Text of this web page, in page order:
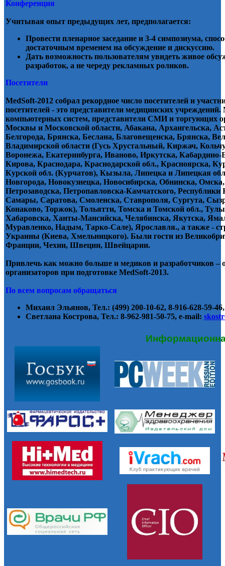
Конференция
Учитывая опыт предыдущих лет, предполагается:
Провести пленарное заседание и 3-4 симпозиума,
достаточным временем на обсуждение и дискуссию.
Дать возможность пользователям увидеть живое
разработок, а не череду рекламных роликов.
Посетители
MedSoft-2012 собрал рекордное число посетителей и
посетителей - это представители медицинских
компьютерных систем, представители СМИ и торгующих
Москвы и Московской области, Абакана, Архангельска,
Белгорода, Брянска, Беслана, Благовещенска, Брянска,
Владимирской области (Гусь Хрустальный, Киржач,
Воронежа, Екатеринбурга, Иваново, Иркутска,
Кирова, Краснодара, Краснодарской обл., Красноярска,
Курской обл. (Курчатов), Кызыла, Липецка и Липецкая
Новгорода, Новокузнецка, Новосибирска, Обнинска,
Петрозаводска, Петропавловска-Камчатского,
Самары, Саратова, Смоленска, Ставрополя, Сургута,
Конаково, Торжок), Тольятти, Томска и Томской обл.,
Хабаровска, Ханты-Мансийска, Челябинска, Якутска,
Муравленко, Надым, Тарко-Сале), Ярославля., а также -
Украины (Киева, Хмельницкого). Были гости из
Франции, Чехии, Швеции, Швейцарии.
Привлечь как можно больше и медиков и разработчиков –
организаторов при подготовке MedSoft-2013.
По всем вопросам обращаться
Михаил Эльянов, Тел.: (499) 200-10-62, 8-916-628-59-
Светлана Кострова, Тел.: 8-962-981-50-75, e-mail: